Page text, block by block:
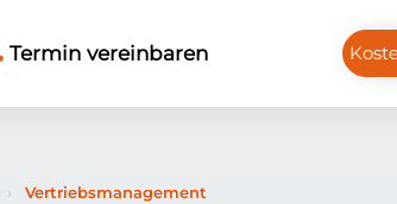
Termin vereinbaren
› Vertriebsmanagement